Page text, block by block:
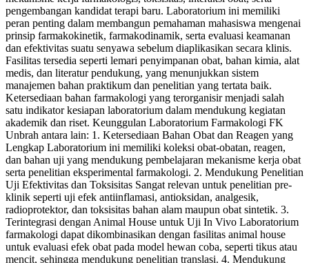
pengembangan kandidat terapi baru. Laboratorium ini memiliki
peran penting dalam membangun pemahaman mahasiswa mengenai
prinsip farmakokinetik, farmakodinamik, serta evaluasi keamanan
dan efektivitas suatu senyawa sebelum diaplikasikan secara klinis.
Fasilitas tersedia seperti lemari penyimpanan obat, bahan kimia, alat
medis, dan literatur pendukung, yang menunjukkan sistem
manajemen bahan praktikum dan penelitian yang tertata baik.
Ketersediaan bahan farmakologi yang terorganisir menjadi salah
satu indikator kesiapan laboratorium dalam mendukung kegiatan
akademik dan riset. Keunggulan Laboratorium Farmakologi FK
Unbrah antara lain: 1. Ketersediaan Bahan Obat dan Reagen yang
Lengkap Laboratorium ini memiliki koleksi obat-obatan, reagen,
dan bahan uji yang mendukung pembelajaran mekanisme kerja obat
serta penelitian eksperimental farmakologi. 2. Mendukung Penelitian
Uji Efektivitas dan Toksisitas Sangat relevan untuk penelitian pre-
klinik seperti uji efek antiinflamasi, antioksidan, analgesik,
radioprotektor, dan toksisitas bahan alam maupun obat sintetik. 3.
Terintegrasi dengan Animal House untuk Uji In Vivo Laboratorium
farmakologi dapat dikombinasikan dengan fasilitas animal house
untuk evaluasi efek obat pada model hewan coba, seperti tikus atau
mencit, sehingga mendukung penelitian translasi. 4. Mendukung